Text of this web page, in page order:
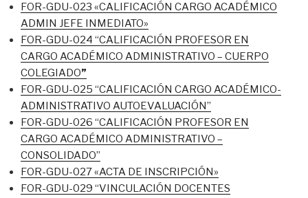
FOR-GDU-023 «CALIFICACIÓN CARGO ACADÉMICO
ADMIN JEFE INMEDIATO»
FOR-GDU-024 “CALIFICACIÓN PROFESOR EN
CARGO ACADÉMICO ADMINISTRATIVO – CUERPO
COLEGIADO”
FOR-GDU-025 “CALIFICACIÓN CARGO ACADÉMICO-
ADMINISTRATIVO AUTOEVALUACIÓN”
FOR-GDU-026 “CALIFICACIÓN PROFESOR EN
CARGO ACADÉMICO ADMINISTRATIVO –
CONSOLIDADO”
FOR-GDU-027 «ACTA DE INSCRIPCIÓN»
FOR-GDU-029 “VINCULACIÓN DOCENTES